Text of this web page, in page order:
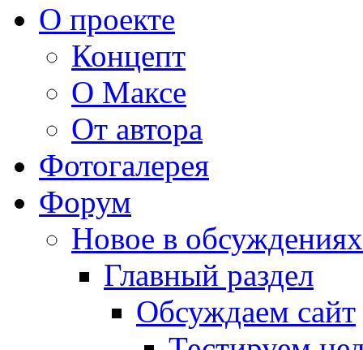
О проекте
Концепт
О Максе
От автора
Фотогалерея
Форум
Новое в обсуждениях
Главный раздел
Обсуждаем сайт